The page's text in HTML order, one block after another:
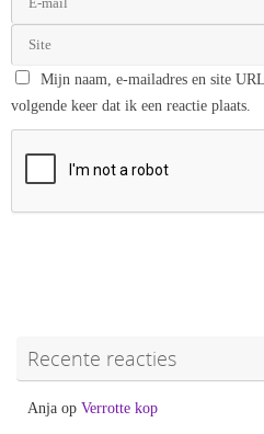
Mijn naam, e-mailadres en site
volgende keer dat ik een reactie plaats.
Recente reacties
Anja op Verrotte kop